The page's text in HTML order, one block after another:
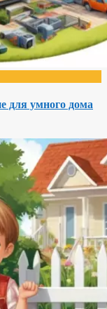
для умного дома